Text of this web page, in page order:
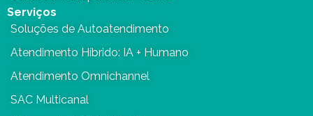
Serviços
Soluções de Autoatendimento
Atendimento Híbrido: IA + Humano
Atendimento Omnichannel
SAC Multicanal